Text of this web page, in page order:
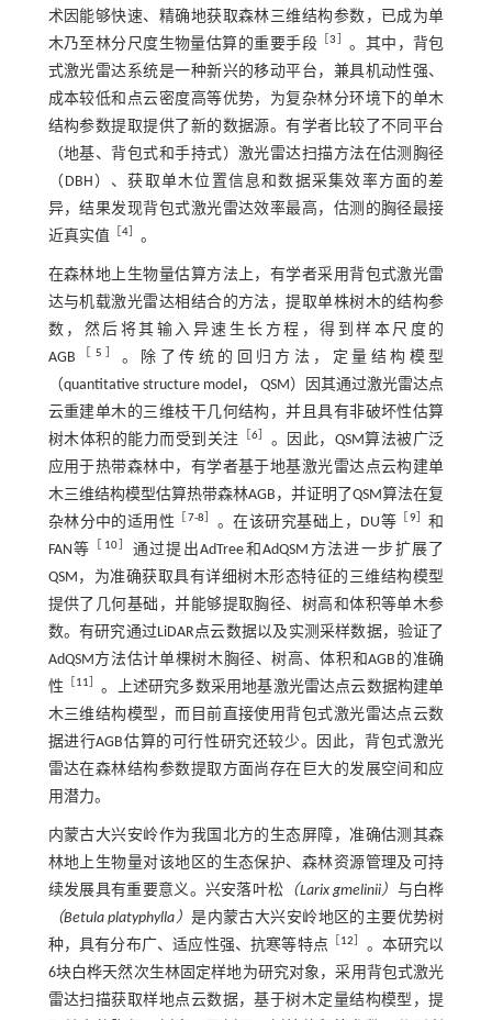
术因能够快速、精确地获取森林三维结构参数，已成为单
木乃至林分尺度生物量估算的重要手段［3
。其中，背包
式激光雷达系统是一种新兴的移动平台，兼具机动性强、
成本较低和点云密度高等优势，为复杂林分环境下的单木
结构参数提取提供了新的数据源。有学者比较了不同平台
（地基、背包式和手持式）激光雷达扫描方法在估测胸径
（DBH）、获取单木位置信息和数据采集效率方面的差
异，结果发现背包式激光雷达效率最高，估测的胸径最接
近真实值
4］ 。
在森林地上生物量估算方法上，有学者采用背包式激光雷
达与机载激光雷达相结合的方法，提取单株树木的结构参
数，然后将其输入异速生长方程，得到样本尺度的
AGB
5
。除了传统的回归方法，定量结构模型
（quantitative structure model， QSM）因其通过激光雷达点
云重建单木的三维枝干几何结构，并且具有非破坏性估算
树木体积的能力而受到关注
6
。因此，QSM算法被广泛
应用于热带森林中，有学者基于地基激光雷达点云构建单
木三维结构模型估算热带森林AGB，并证明了QSM算法在复
杂林分中的适用性
7-8 。在该研究基础上，DU等 9］和
FAN等
10］ 通过提出AdTree和AdQSM方法进一步扩展了
QSM，为准确获取具有详细树木形态特征的三维结构模型
提供了几何基础，并能够提取胸径、树高和体积等单木参
数。有研究通过LiDAR点云数据以及实测采样数据，验证了
AdQSM方法估计单棵树木胸径、树高、体积和AGB的准确
性
11
。上述研究多数采用地基激光雷达点云数据构建单
木三维结构模型，而目前直接使用背包式激光雷达点云数
据进行AGB估算的可行性研究还较少。因此，背包式激光
雷达在森林结构参数提取方面尚存在巨大的发展空间和应
用潜力。
内蒙古大兴安岭作为我国北方的生态屏障，准确估测其森
林地上生物量对该地区的生态保护、森林资源管理及可持
续发展具有重要意义。兴安落叶松 （Larix gmelinii） 与白桦
（Betula platyphylla）是内蒙古大兴安岭地区的主要优势树
种，具有分布广、适应性强、抗寒等特点
12
。本研究以
6块白桦天然次生林固定样地为研究对象，采用背包式激光
雷达扫描获取样地点云数据，基于树木定量结构模型，提